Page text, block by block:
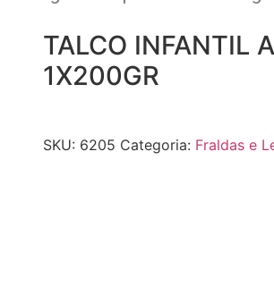
TALCO INFANTIL
1X200GR
SKU: 6205 Categoria: Fraldas e